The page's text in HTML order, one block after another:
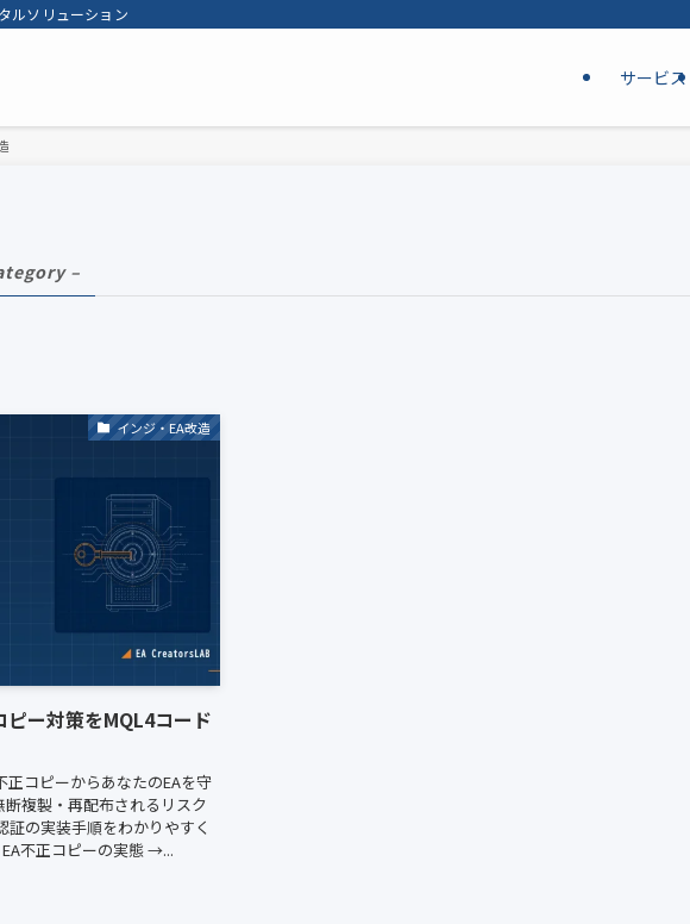
ルソリューション
サービス
–
インジ・EA改造
ー対策をMQL4コード
正コピーからあなたのEAを守
複製・再配布されるリスク
証の実装手順をわかりやすく
不正コピーの実態 →...